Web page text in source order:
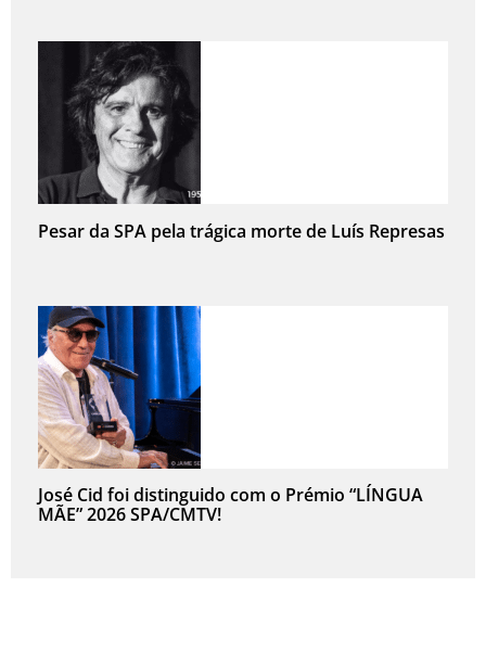
Pesar da SPA pela trágica morte de Luís Represas
José Cid foi distinguido com o Prémio “LÍNGUA
MÃE” 2026 SPA/CMTV!